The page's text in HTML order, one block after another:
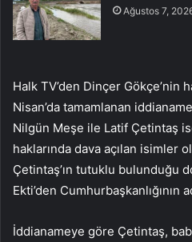
Ağustos 7,
Halk TV’den Dinçer Gökçe’nin
Nisan’da tamamlanan
Nilgün Meşe ile Latif Çetintaş ise
haklarında dava açılan isimler
Çetintaş’ın tutuklu bulunduğu
Ekti’den Cumhurbaşkanlığının
İddianameye göre Çetintaş,